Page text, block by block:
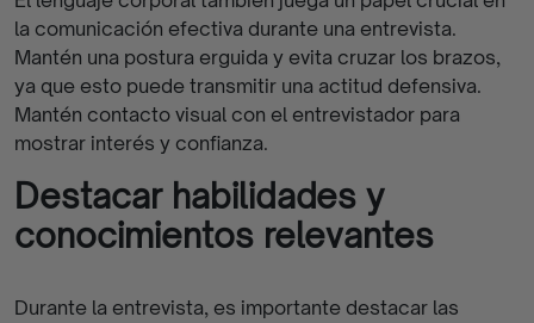
la comunicación efectiva durante una entrevista.
Mantén una postura erguida y evita cruzar los brazos,
ya que esto puede transmitir una actitud defensiva.
Mantén contacto visual con el entrevistador para
mostrar interés y confianza.
Destacar habilidades y
conocimientos relevantes
Durante la entrevista, es importante destacar las